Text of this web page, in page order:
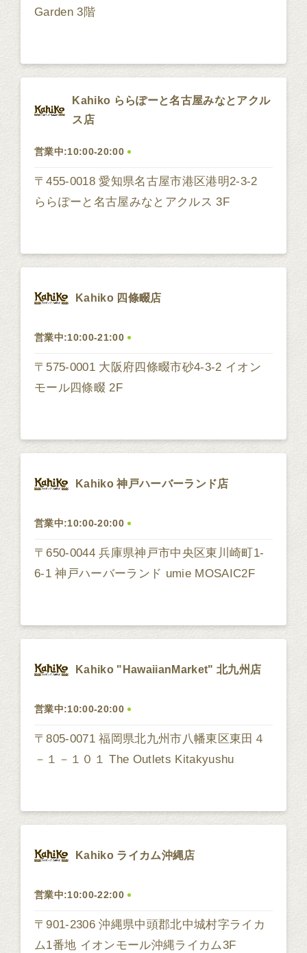
Garden 3階
Kahiko ららぽーと名古屋みなとアクル
ス店
営業中:10:00-20:00
〒455-0018 愛知県名古屋市港区港明2-3-2
ららぽーと名古屋みなとアクルス 3F
Kahiko 四條畷店
営業中:10:00-21:00
〒575-0001 大阪府四條畷市砂4-3-2 イオン
モール四條畷 2F
Kahiko 神戸ハーバーランド店
営業中:10:00-20:00
〒650-0044 兵庫県神戸市中央区東川崎町1-
6-1 神戸ハーバーランド umie MOSAIC2F
Kahiko "HawaiianMarket" 北九州店
営業中:10:00-20:00
〒805-0071 福岡県北九州市八幡東区東田４
－１－１０１ The Outlets Kitakyushu
Kahiko ライカム沖縄店
営業中:10:00-22:00
〒901-2306 沖縄県中頭郡北中城村字ライカ
ム1番地 イオンモール沖縄ライカム3F